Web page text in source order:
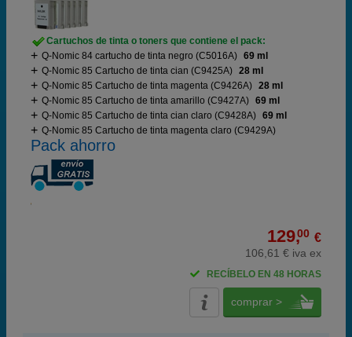
Cartuchos de tinta o toners que contiene el pack:
Q-Nomic 84 cartucho de tinta negro (C5016A) 69 ml
Q-Nomic 85 Cartucho de tinta cian (C9425A) 28 ml
Q-Nomic 85 Cartucho de tinta magenta (C9426A) 28 ml
Q-Nomic 85 Cartucho de tinta amarillo (C9427A) 69 ml
Q-Nomic 85 Cartucho de tinta cian claro (C9428A) 69 ml
Q-Nomic 85 Cartucho de tinta magenta claro (C9429A)
Pack ahorro
129,00 €
106,61 € iva ex
RECÍBELO EN 48 HORAS
comprar >